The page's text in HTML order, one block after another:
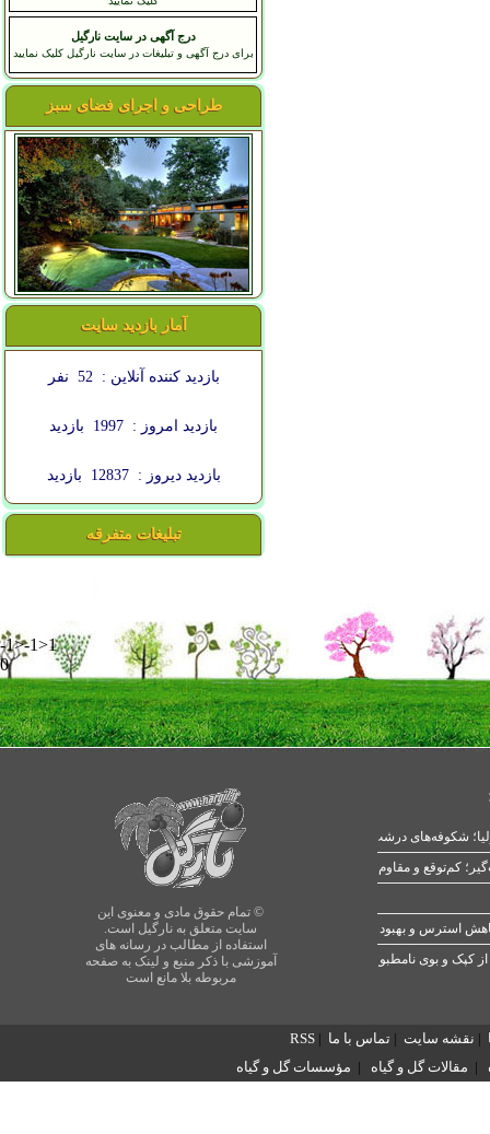
درج آگهی در سایت نارگیل
برای درج آگهی و تبلیغات در سایت نارگیل کلیک نمایید
طراحی و اجرای فضای سبز
آمار بازدید سایت
بازدید کننده آنلاین : 52 نفر
بازدید امروز : 1997 بازدید
بازدید دیروز : 12837 بازدید
تبلیغات متفرقه
-1>-1>1
0
© تمام حقوق مادی و معنوی این
سایت متعلق به نارگیل است.
استفاده از مطالب در رسانه های
آموزشی با ذکر منبع و لینک به صفحه
مربوطه بلا مانع است
شکوفه‌های درشت در بهار
کپک و بوی نامطبوع
| نقشه سایت | تماس با ما |
RSS
| مقالات گل و گیاه | مؤسسات گل و گیاه